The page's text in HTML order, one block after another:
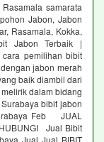
samarata
Jabon, Jabon
Rasamala, Kokka,
Jabon Terbaik |
pemilihan bibit
jabon merah
baik diambil dari
dalam bidang
bibit jabon
Feb JUAL
HUBUNGI Jual Bibit
Jual Jual BIBIT